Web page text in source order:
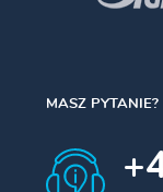
MASZ PYTANIE?